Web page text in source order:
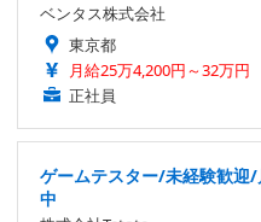
ベンタス株式会社
東京都
月給25万4,200円～32万円
正社員
ゲームテスター/未経験歓迎
中